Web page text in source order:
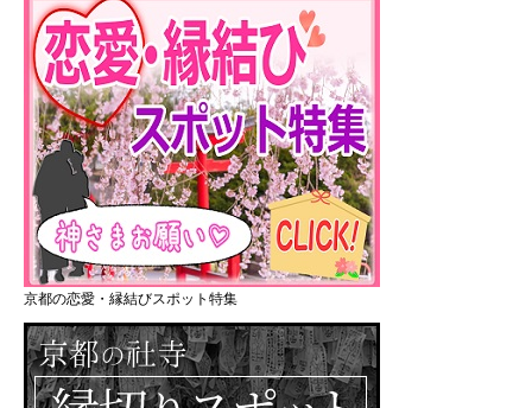
京都の恋愛・縁結びスポット特集